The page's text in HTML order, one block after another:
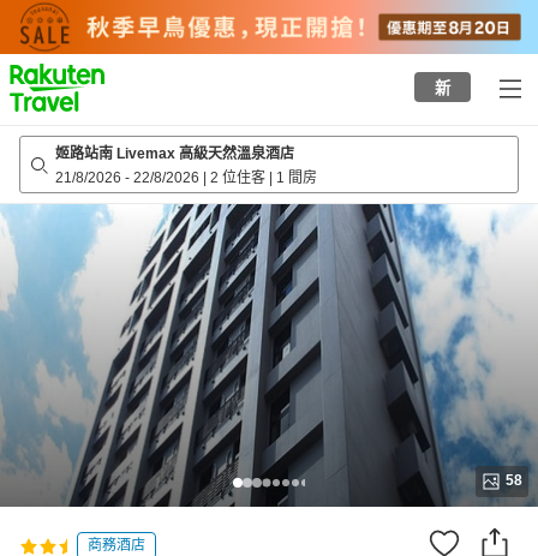
to
top
page
新
姬路站南 Livemax 高級天然溫泉酒店
21/8/2026 - 22/8/2026 | 2 位住客 | 1 間房
58
商務酒店